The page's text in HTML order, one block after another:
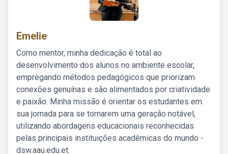
Emelie
Como mentor, minha dedicação é total ao
desenvolvimento dos alunos no ambiente escolar,
empregando métodos pedagógicos que priorizam
conexões genuínas e são alimentados por criatividade
e paixão. Minha missão é orientar os estudantes em
sua jornada para se tornarem uma geração notável,
utilizando abordagens educacionais reconhecidas
pelas principais instituições acadêmicas do mundo -
dsw.aau.edu.et.